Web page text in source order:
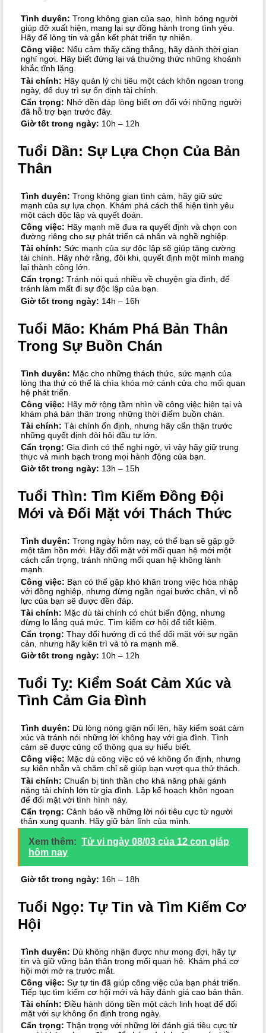
Tình duyên: Trong không gian của sao, hình bóng người
giúp đỡ xuất hiện, mang lại sự đồng hành trong tình yêu.
Hãy để lòng tin và gắn kết phát triển tự nhiên.
Công việc: Nếu cảm thấy căng thẳng, hãy dành thời gian
nghỉ ngơi. Hãy biết đứng lại và thưởng thức những khoảnh
khắc tĩnh lặng.
Tài chính: Hãy quản lý chi tiêu một cách khôn ngoan trong
ngày, để duy trì sự ổn định tài chính.
Cẩn trọng: Nhớ đền đáp lòng biết ơn đối với những người
đã hỗ trợ bạn trước đây.
Giờ tốt trong ngày: 10h – 12h
Tuổi Dần: Sự Lựa Chọn Của Bản
Thân
Tình duyên: Trong không gian tình cảm, hãy giữ sức
mạnh của sự lựa chọn. Khám phá cách thể hiện tình yêu
một cách độc lập và quyết đoán.
Công việc: Hãy mạnh mẽ đưa ra quyết định và chọn con
đường riêng cho sự phát triển cá nhân và nghề nghiệp.
Tài chính: Sức mạnh của sự độc lập sẽ giúp tăng cường
tài chính. Hãy nhớ rằng, đôi khi, quyết định một mình mang
lại thành công lớn.
Cẩn trọng: Tránh nói quá nhiều về chuyện gia đình, để
tránh làm mất đi sự độc lập của bạn.
Giờ tốt trong ngày: 14h – 16h
Tuổi Mão: Khám Phá Bản Thân
Trong Sự Buồn Chán
Tình duyên: Mặc cho những thách thức, sức mạnh của
lòng tha thứ có thể là chìa khóa mở cánh cửa cho mối quan
hệ phát triển.
Công việc: Hãy mở rộng tầm nhìn về công việc hiện tại và
khám phá bản thân trong những thời điểm buồn chán.
Tài chính: Tài chính ổn định, nhưng hãy cẩn thận trước
những quyết định đòi hỏi đầu tư lớn.
Cẩn trọng: Gia đình có thể nghi ngờ, vì vậy hãy giữ trung
thực và minh bạch trong mọi hành động của bạn.
Giờ tốt trong ngày: 13h – 15h
Tuổi Thìn: Tìm Kiếm Đồng Đội
Mới và Đối Mặt với Thách Thức
Tình duyên: Trong ngày hôm nay, có thể bạn sẽ gặp gỡ
một tâm hồn mới. Hãy đối mặt với mối quan hệ mới một
cách cẩn trọng, tránh những mối quan hệ không lành
mạnh.
Công việc: Bạn có thể gặp khó khăn trong việc hòa nhập
với đồng nghiệp, nhưng đừng ngần ngại bước chân, vì nỗ
lực của bạn sẽ được đền đáp.
Tài chính: Mặc dù tài chính có chút biến động, nhưng
đừng lo lắng quá mức. Tìm kiếm cơ hội để tiết kiệm.
Cẩn trọng: Thay đổi hướng đi có thể đối mặt với sự ngăn
cản, nhưng hãy kiên trì và tỏ ra mạnh mẽ.
Giờ tốt trong ngày: 10h – 12h
Tuổi Tỵ: Kiểm Soát Cảm Xúc và
Tình Cảm Gia Đình
Tình duyên: Dù lòng nóng giận nổi lên, hãy kiểm soát cảm
xúc và tránh nói những lời không hay với gia đình. Tình
cảm sẽ được củng cố thông qua sự hiểu biết.
Công việc: Mặc dù công việc có vẻ không ổn định, nhưng
sự kiên nhẫn và chăm chỉ sẽ giúp bạn vượt qua thử thách.
Tài chính: Chuẩn bị tinh thần cho khả năng phải gánh
nặng tài chính lớn từ gia đình. Lập kế hoạch khôn ngoan
để đối mặt với tình hình này.
Cẩn trọng: Cảnh báo về những lời nói tiêu cực từ người
thân xung quanh. Hãy giữ bản lĩnh của mình.
Xem thêm: Tử vi ngày 08/03 của 12 con giáp
hôm nay
Giờ tốt trong ngày: 16h – 18h
Tuổi Ngọ: Tự Tin và Tìm Kiếm Cơ
Hội
Tình duyên: Dù không nhận được như mong đợi, hãy tự
tin và giữ vững bản thân trong mối quan hệ. Khám phá cơ
hội mới mở ra trước mắt.
Công việc: Sự tự tin đã giúp công việc của bạn phát triển.
Tiếp tục tìm kiếm cơ hội mới và hãy đánh giá cao bản thân.
Tài chính: Điều hành dòng tiền một cách linh hoạt để đối
mặt với sự không ổn định trong ngày.
Cẩn trọng: Thận trọng với những lời đánh giá tiêu cực từ